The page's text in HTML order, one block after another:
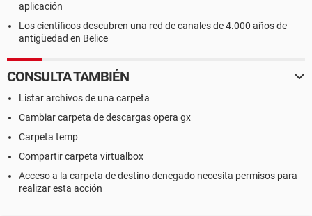
aplicación
Los científicos descubren una red de canales de 4.000 años de
antigüedad en Belice
CONSULTA TAMBIÉN
Listar archivos de una carpeta
Cambiar carpeta de descargas opera gx
Carpeta temp
Compartir carpeta virtualbox
Acceso a la carpeta de destino denegado necesita permisos para
realizar esta acción